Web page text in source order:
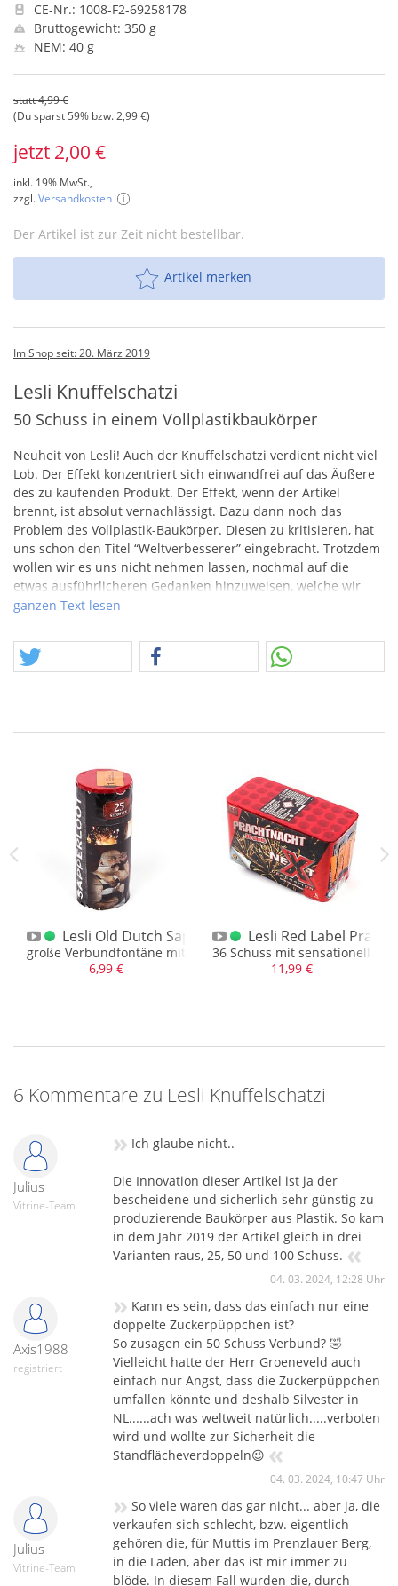
CE-Nr.: 1008-F2-69258178
Bruttogewicht: 350 g
NEM: 40 g
statt 4,99 €
(Du sparst 59% bzw. 2,99 €)
jetzt 2,00 €
inkl. 19% MwSt.,
zzgl.Versandkosten
Der Artikel ist zur Zeit nicht bestellbar.
Artikel merken
Im Shop seit: 20. März 2019
Lesli Knuffelschatzi
50 Schuss in einem Vollplastikbaukörper
Neuheit von Lesli! Auch der Knuffelschatzi verdient nicht viel
Lob. Der Effekt konzentriert sich einwandfrei auf das Äußere
des zu kaufenden Produkt. Der Effekt, wenn der Artikel
brennt, ist absolut vernachlässigt. Dazu dann noch das
Problem des Vollplastik-Baukörper. Diesen zu kritisieren, hat
uns schon den Titel “Weltverbesserer” eingebracht. Trotzdem
wollen wir es uns nicht nehmen lassen, nochmal auf die
etwas ausführlicheren Gedanken hinzuweisen, welche wir
uns beim Artikel Zuckerpüppchen gemacht haben.
zuckerpueppchen.html
In der Summe bekommt man hier 50 Schuss mit Leuchtkugeln
dieses Artikels geben und nach Abverkauf wartet nur das
ganzen Text lesen
sehr stark
Lesli Old Dutch Sapperloot
große Verbundfontäne mit 6 Schuss Feueröpfen
6,99 €
Lesli Red Label
36 Schuss mit sensationellen
11,99 €
6 Kommentare zu Lesli Knuffelschatzi
Julius
Vitrine-Team
» Ich glaube nicht..
Die Innovation dieser Artikel ist ja der
bescheidene und sicherlich sehr günstig zu
produzierende Baukörper aus Plastik. So kam
in dem Jahr 2019 der Artikel gleich in drei
Varianten raus, 25, 50 und 100 Schuss. «
04. 03. 2024, 12:28 Uhr
Axis1988
registriert
» Kann es sein, dass das einfach nur eine
doppelte Zuckerpüppchen ist?
So zusagen ein 50 Schuss Verbund? 🤣
Vielleicht hatte der Herr Groeneveld auch
einfach nur Angst, dass die Zuckerpüppchen
umfallen könnte und deshalb Silvester in
NL......ach was weltweit natürlich.....verboten
wird und wollte zur Sicherheit die
Standflächeverdoppeln😉 «
04. 03. 2024, 10:47 Uhr
Julius
Vitrine-Team
» So viele waren das gar nicht... aber ja, die
verkaufen sich schlecht, bzw. eigentlich
gehören die, für Muttis im Prenzlauer Berg,
in die Läden, aber das ist mir immer zu
blöde. In diesem Fall wurden die, durch